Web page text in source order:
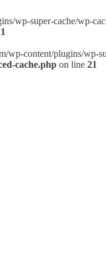
wp-super-cache/wp-
content/plugins/wp-
cache.php on line 21